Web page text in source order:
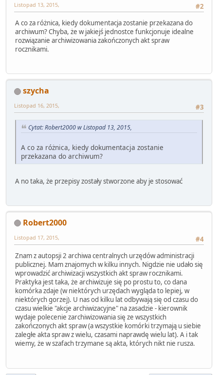
#2
Listopad 13, 2015,
A co za różnica, kiedy dokumentacja zostanie przekazana do
archiwum? Chyba, że w jakiejś jednostce funkcjonuje idealne
rozwiązanie archiwizowania zakończonych akt spraw
rocznikami.
szycha
#3
Listopad 16, 2015,
Cytat: Robert2000 w Listopad 13, 2015,
A co za różnica, kiedy dokumentacja zostanie
przekazana do archiwum?
A no taka, że przepisy zostały stworzone aby je stosować
Robert2000
#4
Listopad 17, 2015,
Znam z autopsji 2 archiwa centralnych urzędów administracji
publicznej. Mam znajomych w kilku innych. Nigdzie nie udało się
wprowadzić archiwizacji wszystkich akt spraw rocznikami.
Praktyka jest taka, że archiwizuje się po prostu to, co dana
komórka zdaje (w niektórych urzędach wygląda to lepiej, w
niektórych gorzej). U nas od kilku lat odbywają się od czasu do
czasu wielkie "akcje archiwizacyjne" na zasadzie - kierownik
wydaje polecenie zarchiwizowania się ze wszystkich
zakończonych akt spraw (a wszystkie komórki trzymają u siebie
zaległe akta spraw z wielu, czasami naprawdę wielu lat). A i tak
wiemy, że w szafach trzymane są akta, których nikt nie rusza.